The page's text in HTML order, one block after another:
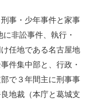
事・少年事件と家事
非訟事件、執行・
任地である名古屋地
件集中部と、行政・
で３年間主に刑事事
地裁（本庁と葛城支